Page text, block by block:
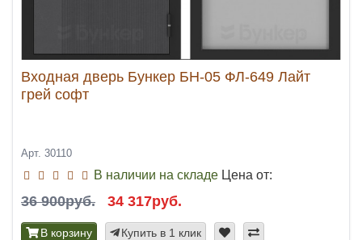
Входная дверь Бункер БН-05 ФЛ-649 Лайт
грей софт
Арт. 30110
В наличии на складе Цена от:
36 900руб. 34 317руб.
В корзину Купить в 1 клик